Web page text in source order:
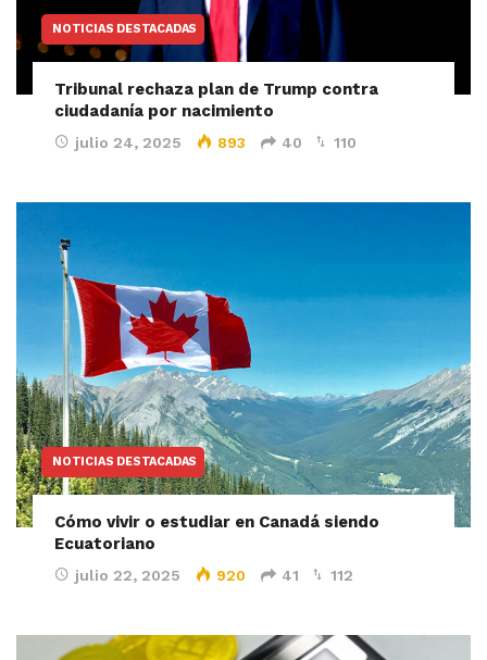
NOTICIAS DESTACADAS
Tribunal rechaza plan de Trump contra
ciudadanía por nacimiento
julio 24, 2025 893 40 110
NOTICIAS DESTACADAS
Cómo vivir o estudiar en Canadá siendo
Ecuatoriano
julio 22, 2025 920 41 112